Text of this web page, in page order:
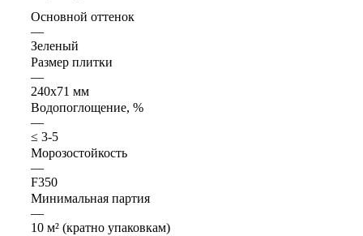
Основной оттенок
—
Зеленый
Размер плитки
—
240x71 мм
Водопоглощение, %
—
≤ 3-5
Морозостойкость
—
F350
Минимальная партия
—
10 м² (кратно упаковкам)